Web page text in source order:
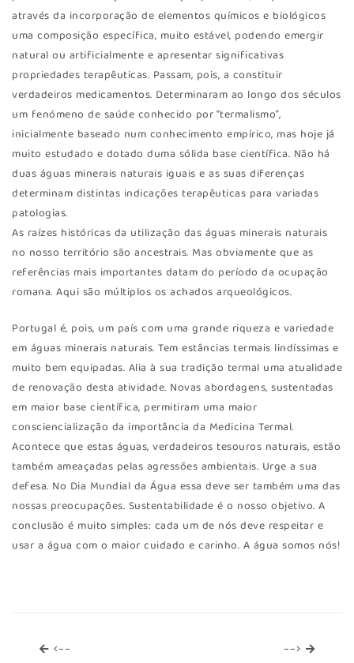
através da incorporação de elementos químicos e biológicos
uma composição específica, muito estável, podendo emergir
natural ou artificialmente e apresentar significativas
propriedades terapêuticas. Passam, pois, a constituir
verdadeiros medicamentos. Determinaram ao longo dos séculos
um fenómeno de saúde conhecido por “termalismo”,
inicialmente baseado num conhecimento empírico, mas hoje já
muito estudado e dotado duma sólida base científica. Não há
duas águas minerais naturais iguais e as suas diferenças
determinam distintas indicações terapêuticas para variadas
patologias.
As raízes históricas da utilização das águas minerais naturais
no nosso território são ancestrais. Mas obviamente que as
referências mais importantes datam do período da ocupação
romana. Aqui são múltiplos os achados arqueológicos.
Portugal é, pois, um país com uma grande riqueza e variedade
em águas minerais naturais. Tem estâncias termais lindíssimas e
muito bem equipadas. Alia à sua tradição termal uma atualidade
de renovação desta atividade. Novas abordagens, sustentadas
em maior base científica, permitiram uma maior
consciencialização da importância da Medicina Termal.
Acontece que estas águas, verdadeiros tesouros naturais, estão
também ameaçadas pelas agressões ambientais. Urge a sua
defesa. No Dia Mundial da Água essa deve ser também uma das
nossas preocupações. Sustentabilidade é o nosso objetivo. A
conclusão é muito simples: cada um de nós deve respeitar e
usar a água com o maior cuidado e carinho. A água somos nós!
<-- --> -->